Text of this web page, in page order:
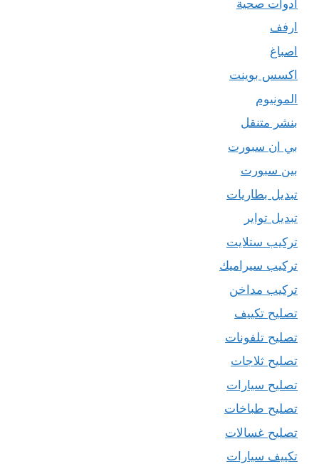
ادوات صحية
ارفف
اصباغ
اكسس بوينت
المونيوم
بنشر متنقل
بي ان سبورت
بين سبورت
تبديل بطاريات
تبديل تواير
تركيب ستلايت
تركيب سيراميك
تركيب مداخن
تصليح تكييف
تصليح تلفونات
تصليح ثلاجات
تصليح سيارات
تصليح طباخات
تصليح غسالات
تكييف سيارات